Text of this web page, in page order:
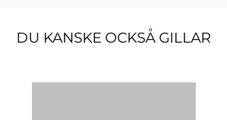
DU KANSKE OCKSÅ GILLAR